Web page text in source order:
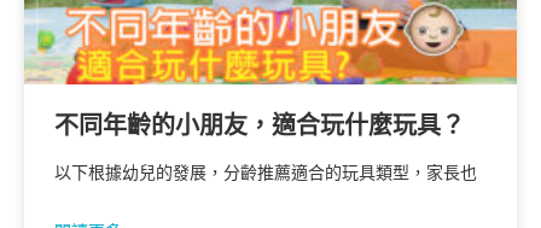
不同年齡的小朋友，適合玩什麼玩具？
以下根據幼兒的發展，分齡推薦適合的玩具類型，家長也